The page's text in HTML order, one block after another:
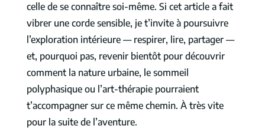
celle de se connaître soi-même. Si cet article a fait
vibrer une corde sensible, je t’invite à poursuivre
l’exploration intérieure — respirer, lire, partager —
et, pourquoi pas, revenir bientôt pour découvrir
comment la nature urbaine, le sommeil
polyphasique ou l’art-thérapie pourraient
t’accompagner sur ce même chemin. À très vite
pour la suite de l’aventure.